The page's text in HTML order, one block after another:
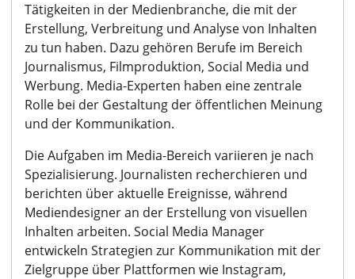
Tätigkeiten in der Medienbranche, die mit der
Erstellung, Verbreitung und Analyse von Inhalten
zu tun haben. Dazu gehören Berufe im Bereich
Journalismus, Filmproduktion, Social Media und
Werbung. Media-Experten haben eine zentrale
Rolle bei der Gestaltung der öffentlichen Meinung
und der Kommunikation.
Die Aufgaben im Media-Bereich variieren je nach
Spezialisierung. Journalisten recherchieren und
berichten über aktuelle Ereignisse, während
Mediendesigner an der Erstellung von visuellen
Inhalten arbeiten. Social Media Manager
entwickeln Strategien zur Kommunikation mit der
Zielgruppe über Plattformen wie Instagram,